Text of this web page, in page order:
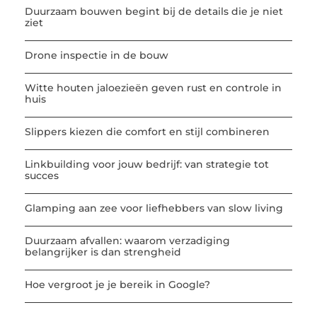
Duurzaam bouwen begint bij de details die je niet
ziet
Drone inspectie in de bouw
Witte houten jaloezieën geven rust en controle in
huis
Slippers kiezen die comfort en stijl combineren
Linkbuilding voor jouw bedrijf: van strategie tot
succes
Glamping aan zee voor liefhebbers van slow living
Duurzaam afvallen: waarom verzadiging
belangrijker is dan strengheid
Hoe vergroot je je bereik in Google?